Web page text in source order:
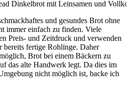
Dinkelbrot mit Leinsamen und
und gesundes Brot ohne
immer einfach zu finden. Viele
Preis- und Zeitdruck und verwenden
bereits fertige Rohlinge. Daher
Brot bei einem Bäckern zu
das alte Handwerk legt. Da dies im
nicht möglich ist, backe ich